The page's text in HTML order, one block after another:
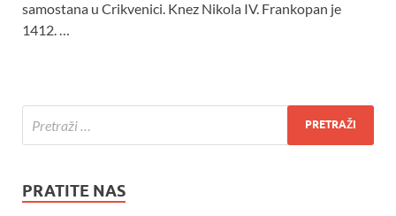
samostana u Crikvenici. Knez Nikola IV. Frankopan je
1412. …
PRATITE NAS